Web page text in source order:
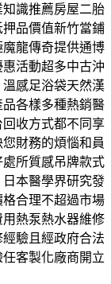
識推薦房屋二胎
品價值新竹當鋪
龍傳奇提供通博
活動超多中古沖
感足浴袋天然漢
各樣多種熱銷醫
收方式都不同享
財務的煩惱和員
所質感吊牌款式
本醫學界研究發
合理不超過市場
熱泵熱水器維修
驗且經政府合法
客製化廠商開立